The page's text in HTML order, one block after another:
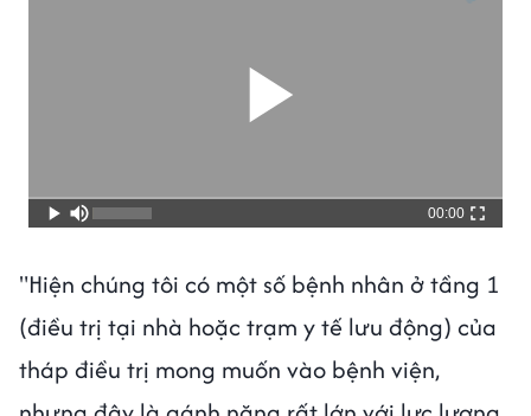
00:00
"Hiện chúng tôi có một số bệnh nhân ở tầng 1
(điều trị tại nhà hoặc trạm y tế lưu động) của
tháp điều trị mong muốn vào bệnh viện,